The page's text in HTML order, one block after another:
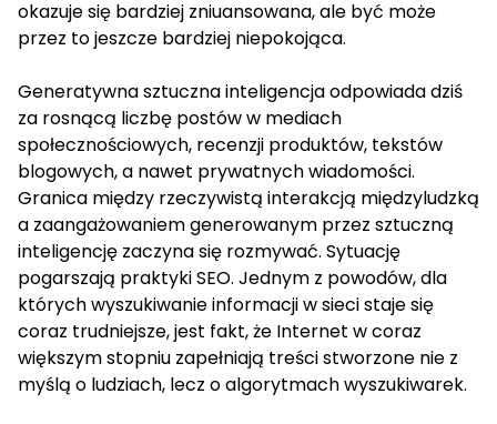
okazuje się bardziej zniuansowana, ale być może
przez to jeszcze bardziej niepokojąca.
Generatywna sztuczna inteligencja odpowiada dziś
za rosnącą liczbę postów w mediach
społecznościowych, recenzji produktów, tekstów
blogowych, a nawet prywatnych wiadomości.
Granica między rzeczywistą interakcją międzyludzką
a zaangażowaniem generowanym przez sztuczną
inteligencję zaczyna się rozmywać. Sytuację
pogarszają praktyki SEO. Jednym z powodów, dla
których wyszukiwanie informacji w sieci staje się
coraz trudniejsze, jest fakt, że Internet w coraz
większym stopniu zapełniają treści stworzone nie z
myślą o ludziach, lecz o algorytmach wyszukiwarek.